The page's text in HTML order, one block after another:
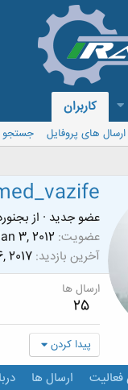
کاربران
های پروفایل
جستجو
عضو جدید · از
عضویت 3, 2012
آخرین بازدید 2017
ارسال ها
25
پیدا کردن
ارسال ها